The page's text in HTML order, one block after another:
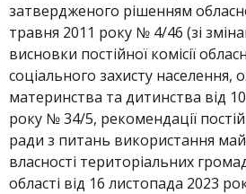
затвердженого рішенням
травня 2011 року № 4/46 (зі
висновки постійної комісії
соціального захисту населення,
материнства та дитинства від
року № 34/5, рекомендації
ради з питань використання
власності територіальних
області від 16 листопада 2023